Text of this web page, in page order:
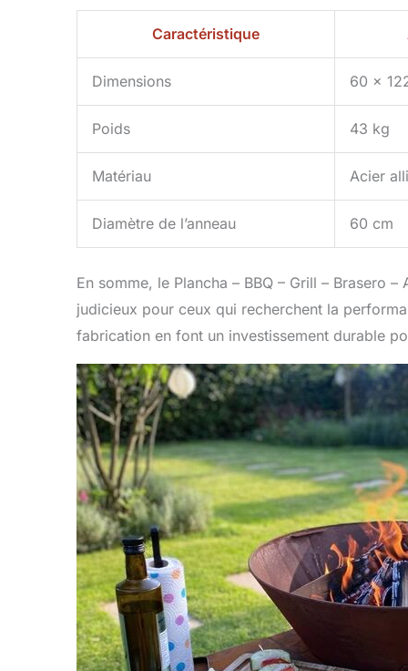
résiste à
ET POIDS
en cas
de 115 cm
pencher,
Caractéristique
Dimensions 60 x
Poids 43 kg
Matériau Acier
Diamètre de l’anneau 60 cm
En somme, le Plancha – BBQ – Grill – Brasero
judicieux pour ceux qui recherchent la
fabrication en font un investissement durable